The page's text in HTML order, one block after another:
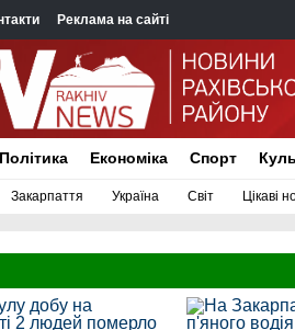
Реклама на сайті
Закарпаття Україна Світ Цікаві
Політика Економіка Спорт